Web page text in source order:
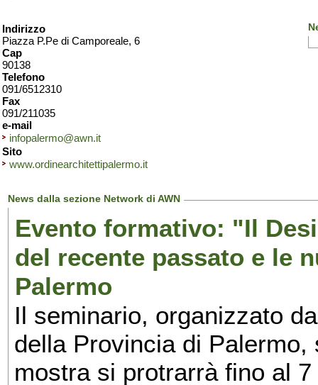
Indirizzo
Piazza P.Pe di Camporeale, 6
Cap
90138
Telefono
091/6512310
Fax
091/211035
e-mail
infopalermo@awn.it
Sito
www.ordinearchitettipalermo.it
News dalla sezione Network di AWN
Evento formativo: "Il
del recente passato e le
Palermo
Il seminario, organizzato
della Provincia di
mostra si protrarrà fino al